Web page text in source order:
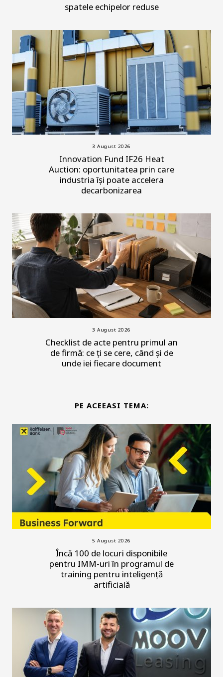
spatele echipelor reduse
3 August 2026
Innovation Fund IF26 Heat
Auction: oportunitatea prin care
industria își poate accelera
decarbonizarea
3 August 2026
Checklist de acte pentru primul an
de firmă: ce ți se cere, când și de
unde iei fiecare document
PE ACEEASI TEMA:
5 August 2026
Încă 100 de locuri disponibile
pentru IMM-uri în programul de
training pentru inteligență
artificială